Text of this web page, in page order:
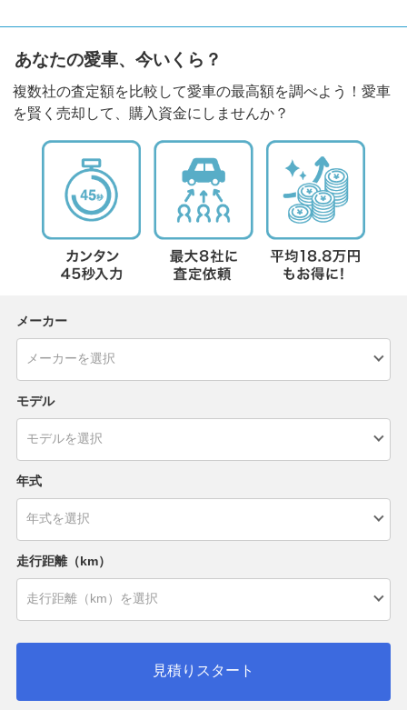
あなたの愛車、今いくら？
複数社の査定額を比較して愛車の最高額を調べよう！愛車
を賢く売却して、購入資金にしませんか？
メーカー
モデル
年式
走行距離（km）
見積りスタート